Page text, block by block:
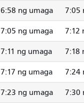
6:58 ng umaga 7:05
7:05 ng umaga 7:12
7:11 ng umaga 7:18
7:17 ng umaga 7:24
7:23 ng umaga 7:30